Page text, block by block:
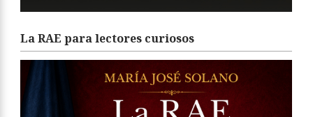
La RAE para lectores curiosos